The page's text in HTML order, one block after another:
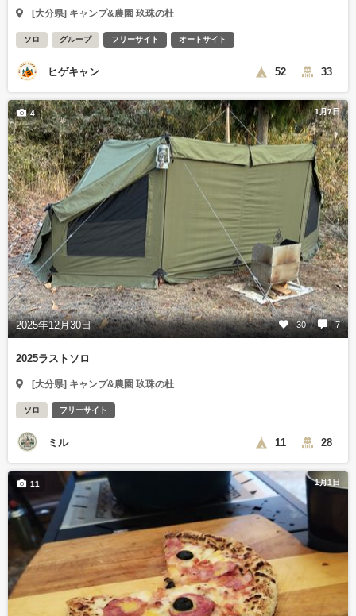
[大分県] キャンプ&農園 玖珠の杜
ソロ グループ フリーサイト オートサイト
ヒゲキャン 52 33
1月7日
2025年12月30日 30 7
4
2025ラストソロ
[大分県] キャンプ&農園 玖珠の杜
ソロ フリーサイト
ミル 11 28
1月1日
11